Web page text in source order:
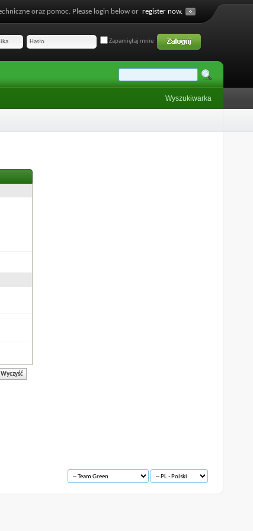
oraz pomoc. Please login below or register now.
Zapamiętaj mnie
Wyszukiwarka